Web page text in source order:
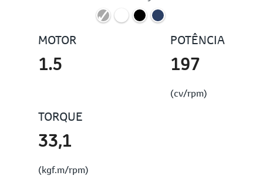
MOTOR
1.5
POTÊNCIA
197
(cv/rpm)
TORQUE
33,1
(kgf.m/rpm)